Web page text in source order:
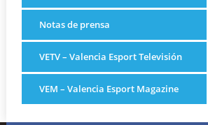
Notas de prensa
VETV – Valencia Esport Televisión
VEM – Valencia Esport Magazine